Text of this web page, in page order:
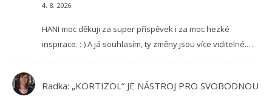
4. 8. 2026
HANI moc děkuji za super příspěvek i za moc hezké
inspirace. :-) A já souhlasím, ty změny jsou více viditelné.…
Radka: „KORTIZOL“ JE NÁSTROJ PRO SVOBODNOU